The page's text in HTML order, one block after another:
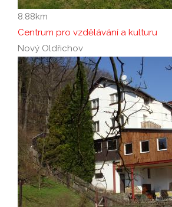
8.88km
Centrum pro vzdělávání a kulturu
Nový Oldřichov